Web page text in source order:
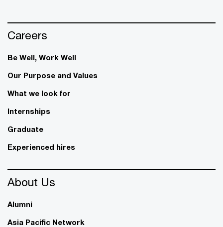
Careers
Be Well, Work Well​
Our Purpose and Values
What we look for
Internships
Graduate
Experienced hires
About Us
Alumni
Asia Pacific Network